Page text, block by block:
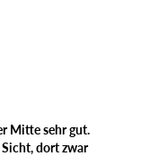
Mitte sehr gut.
dort zwar